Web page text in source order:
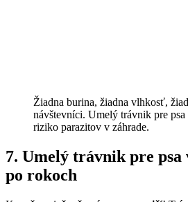
Žiadna burina, žiadna vlhkosť,
návštevníci. Umelý trávnik pre
riziko parazitov v záhrade.
7. Umelý trávnik pre psa
po rokoch